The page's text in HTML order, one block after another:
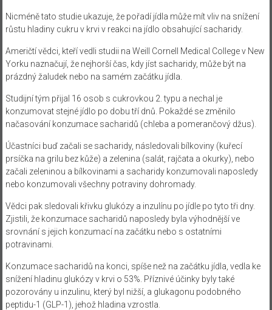
Nicméně tato studie ukazuje, že pořadí jídla může mít vliv na snížení
růstu hladiny cukru v krvi v reakci na jídlo obsahující sacharidy.
Američtí vědci, kteří vedli studii na Weill Cornell Medical College v New
Yorku naznačují, že nejhorší čas, kdy jíst sacharidy, může být na
prázdný žaludek nebo na samém začátku jídla.
Studijní tým přijal 16 osob s cukrovkou 2. typu a nechal je
konzumovat stejné jídlo po dobu tří dnů. Pokaždé se změnilo
načasování konzumace sacharidů (chleba a pomerančový džus).
Účastníci buď začali se sacharidy, následovali bílkoviny (kuřecí
prsíčka na grilu bez kůže) a zelenina (salát, rajčata a okurky), nebo
začali zeleninou a bílkovinami a sacharidy konzumovali naposledy
nebo konzumovali všechny potraviny dohromady.
Vědci pak sledovali křivku glukózy a inzulínu po jídle po tyto tři dny.
Zjistili, že konzumace sacharidů naposledy byla výhodnější ve
srovnání s jejich konzumací na začátku nebo s ostatními
potravinami.
Konzumace sacharidů na konci, spíše než na začátku jídla, vedla ke
snížení hladinu glukózy v krvi o 53%. Příznivé účinky byly také
pozorovány u inzulinu, který byl nižší, a glukagonu podobného
peptidu-1 (GLP-1), jehož hladina vzrostla.